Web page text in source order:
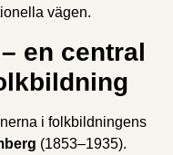
vägen.
en central
i folkbildningens
(1853–1935).